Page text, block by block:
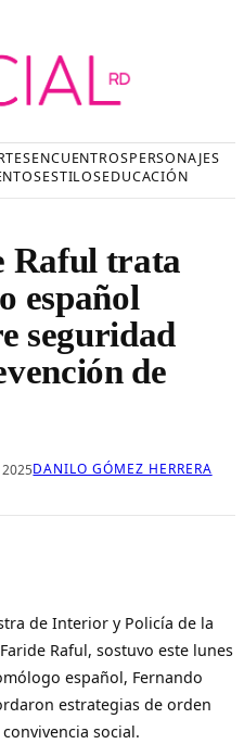
ENCUENTROSPERSONAJES
ESTILOSEDUCACIÓN
Raful trata
español
seguridad
de
DANILO GÓMEZ HERRERA
de Interior y Policía de la
Raful, sostuvo este lunes
español, Fernando
estrategias de orden
social.